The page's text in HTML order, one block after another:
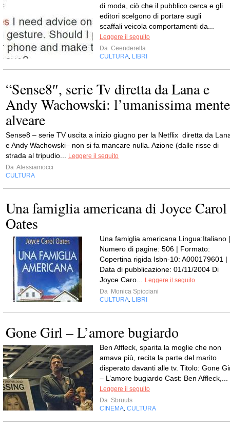
di moda, ciò che il pubblico cerca e gli
editori scelgono di portare sugli
scaffali veicola comportamenti da...
Leggere il seguito
Da Ceenderella
CULTURA LIBRI
“Sense8″, serie Tv diretta da Lana e
Andy Wachowski: l’umanissima mente
alveare
Sense8 – serie TV uscita a inizio giugno per la Netflix diretta da
e Andy Wachowski– non si fa mancare nulla. Azione (dalle risse di
strada al tripudio...
Leggere il seguito
Da Alessiamocci
CULTURA
Una famiglia americana di Joyce Carol
Oates
Una famiglia americana Lingua:Italiano |
Numero di pagine: 506 | Formato:
Copertina rigida Isbn-10: A000179601 |
Data di pubblicazione: 01/11/2004 Di
Joyce Caro...
Leggere il seguito
Da Monica Spicciani
CULTURA LIBRI
Gone Girl – L’amore bugiardo
Ben Affleck, sparita la moglie che non
amava più, recita la parte del marito
disperato davanti alle tv. Titolo: Gone
– L’amore bugiardo Cast: Ben Affleck,...
Leggere il seguito
Da Sbruuls
CINEMA CULTURA